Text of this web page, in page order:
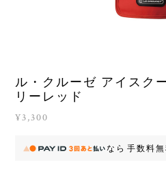
ル・クルーゼ アイスク
リーレッド
¥3,300
なら 手数料